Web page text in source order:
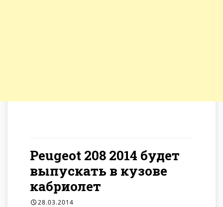
Peugeot 208 2014 будет
выпускать в кузове
кабриолет
28.03.2014